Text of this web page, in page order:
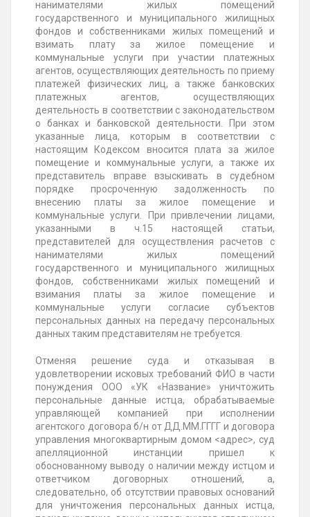
нанимателями жилых помещений
государственного и муниципального жилищных
фондов и собственниками жилых помещений и
взимать плату за жилое помещение и
коммунальные услуги при участии платежных
агентов, осуществляющих деятельность по приему
платежей физических лиц, а также банковских
платежных агентов, осуществляющих
деятельность в соответствии с законодательством
о банках и банковской деятельности. При этом
указанные лица, которым в соответствии с
настоящим Кодексом вносится плата за жилое
помещение и коммунальные услуги, а также их
представитель вправе взыскивать в судебном
порядке просроченную задолженность по
внесению платы за жилое помещение и
коммунальные услуги. При привлечении лицами,
указанными в ч.15 настоящей статьи,
представителей для осуществления расчетов с
нанимателями жилых помещений
государственного и муниципального жилищных
фондов, собственниками жилых помещений и
взимания платы за жилое помещение и
коммунальные услуги согласие субъектов
персональных данных на передачу персональных
данных таким представителям не требуется.
Отменяя решение суда и отказывая в
удовлетворении исковых требований ФИО в части
понуждения ООО «УК «Название» уничтожить
персональные данные истца, обрабатываемые
управляющей компанией при исполнении
агентского договора б/н отДД.ММ.ГГГГ и договора
управления многоквартирным домом <адрес>, суд
апелляционной инстанции пришел к
обоснованному выводу о наличии между истцом и
ответчиком договорных отношений, а,
следовательно, об отсутствии правовых оснований
для уничтожения персональных данных истца,